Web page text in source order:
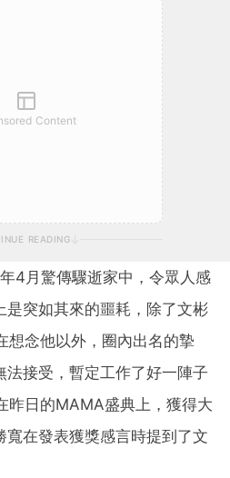
Content
READING
4月驚傳驟逝家中，令眾人感
突如其來的噩耗，除了文彬
想念他以外，圈內出名的摯
法接受，暫定工作了好一陣子
昨日的MAMA盛典上，獲得大
寬在發表獲獎感言時提到了文